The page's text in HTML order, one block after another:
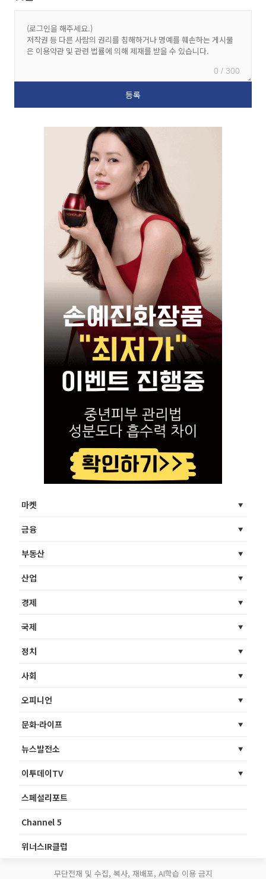
0 / 300
마켓
금융
부동산
산업
경제
국제
정치
사회
오피니언
문화·라이프
뉴스발전소
이투데이TV
스페셜리포트
Channel 5
위너스IR클럽
무단전재 및 수집, 복사, 재배포, AI학습 이용 금지